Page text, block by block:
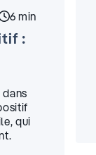
Temps de lecture :
6 min
:
qui